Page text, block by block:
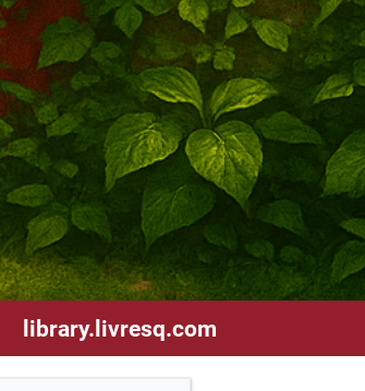
library.livresq.com